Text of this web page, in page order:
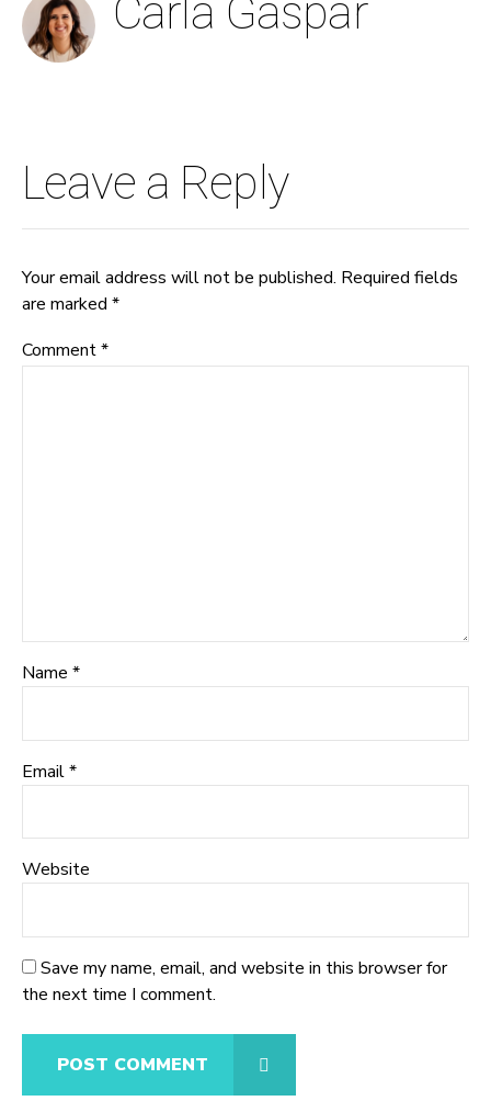
Carla Gaspar
Leave a Reply
Your email address will not be published. Required fields
are marked *
Comment*
Name *
Email *
Website
Save my name, email, and website in this browser for
the next time I comment.
POST COMMENT